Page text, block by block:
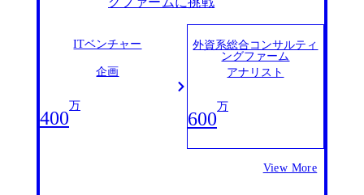
ITベンチャー
企画
400
万
外資系総合コンサルティ
ングファーム
アナリスト
600
万
View More